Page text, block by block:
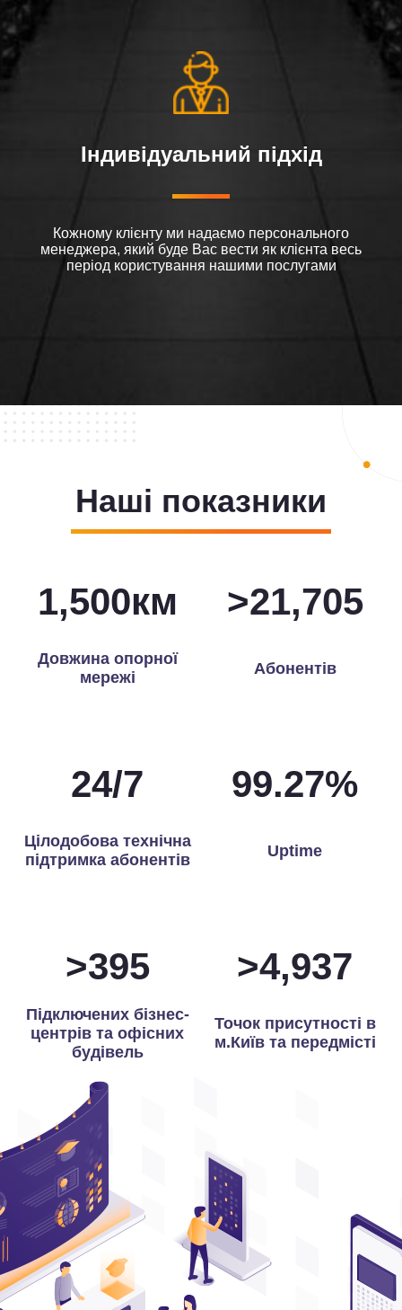
Індивідуальний підхід
Кожному клієнту ми надаємо персонального
менеджера, який буде Вас вести як клієнта весь
період користування нашими послугами
Наші показники
1,500км
Довжина опорної
мережі
>21,899
Абонентів
24/7
Цілодобова технічна
підтримка абонентів
99.76%
Uptime
>398
Підключених бізнес-
центрів та офісних
будівель
>4,979
Точок присутності в
м.Київ та передмісті